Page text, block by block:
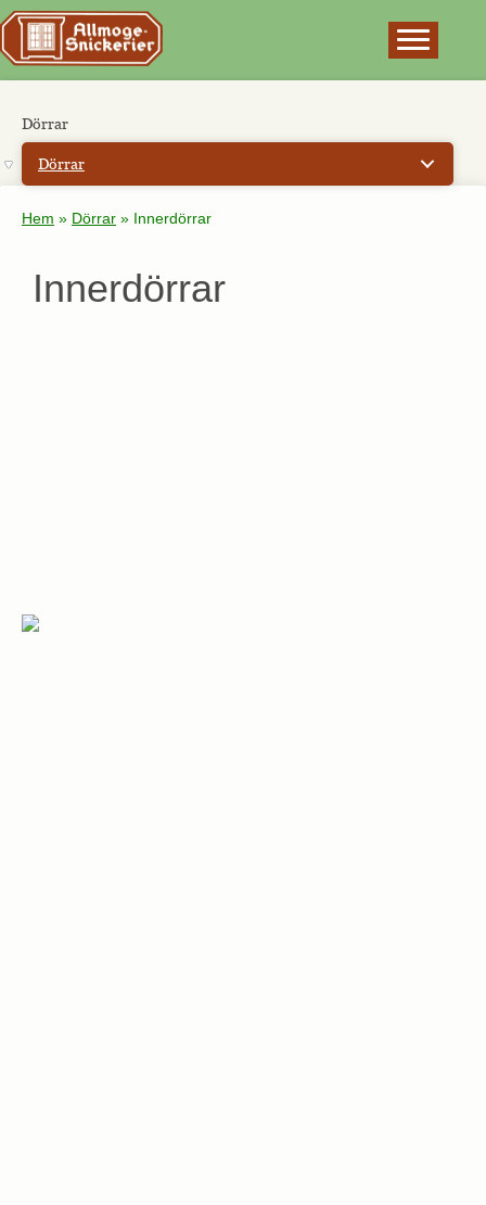
Dörrar
Dörrar
Hem » Dörrar » Innerdörrar
Innerdörrar